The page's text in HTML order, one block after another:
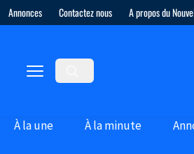
Annonces Contactez nous A propos du
À la une À la minute